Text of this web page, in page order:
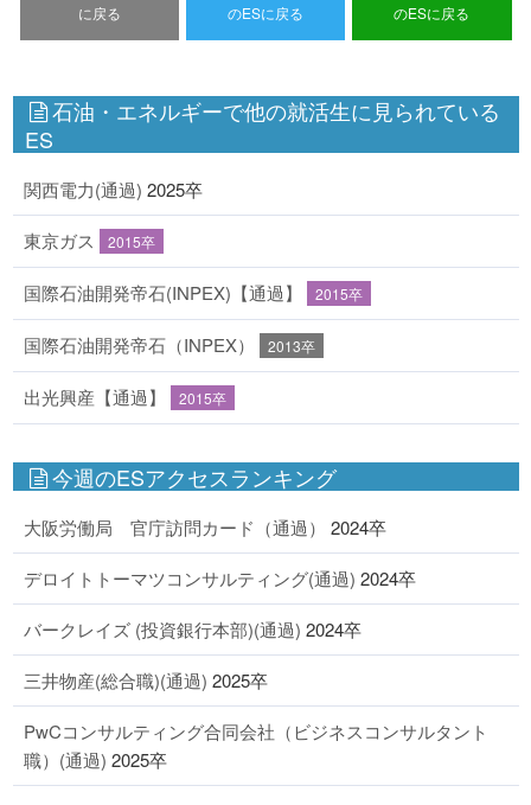
に戻る
のESに戻る
のESに戻る
石油・エネルギーで他の就活生に見られている
ES
関西電力(通過) 2025卒
東京ガス 2015卒
国際石油開発帝石(INPEX)【通過】 2015卒
国際石油開発帝石（INPEX） 2013卒
出光興産【通過】 2015卒
今週のESアクセスランキング
大阪労働局 官庁訪問カード（通過） 2024卒
デロイトトーマツコンサルティング(通過) 2024卒
バークレイズ (投資銀行本部)(通過) 2024卒
三井物産(総合職)(通過) 2025卒
PwCコンサルティング合同会社（ビジネスコンサルタント
職）(通過) 2025卒